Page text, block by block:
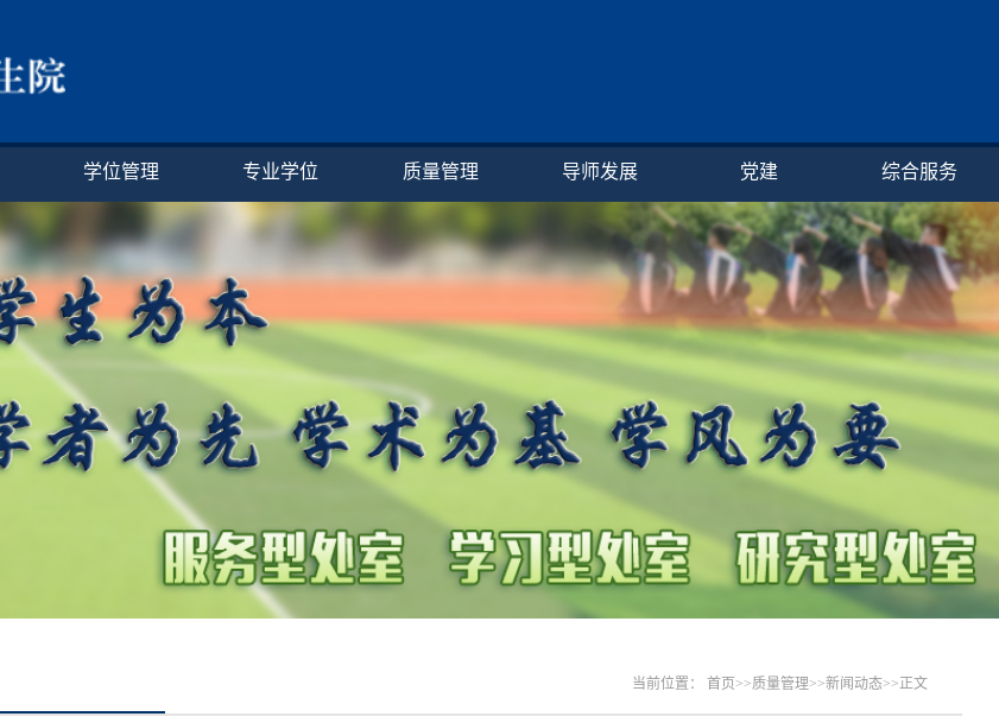
学位管理 专业学位 质量管理 导师发展 党建 综合服务
当前位置： 首页 >>质量管理>>新闻动态>>正文